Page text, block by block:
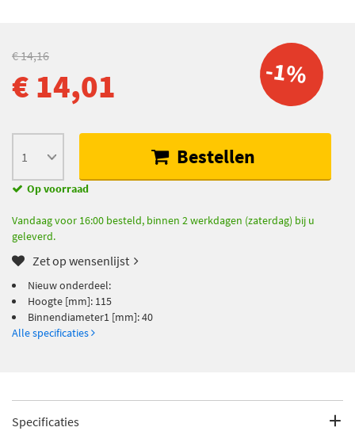
-1%
€ 14,16
€ 14,01
Bestellen
Op voorraad
Vandaag voor 16:00 besteld, binnen 2 werkdagen (zaterdag) bij u
geleverd.
Zet op wensenlijst
Nieuw onderdeel:
Hoogte [mm]: 115
Binnendiameter1 [mm]: 40
Alle specificaties
Specificaties